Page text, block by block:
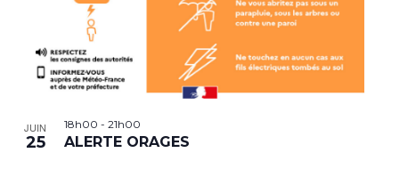
JUIN
25
18h00 - 21h00
ALERTE ORAGES